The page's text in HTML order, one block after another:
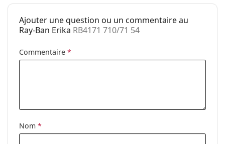
Étui:
Oui
nettoyage:
Utilisation:
Mode
Ajouter une question ou un commentaire au
Ray-Ban Erika RB4171 710/71 54
Commentaire *
Nom *